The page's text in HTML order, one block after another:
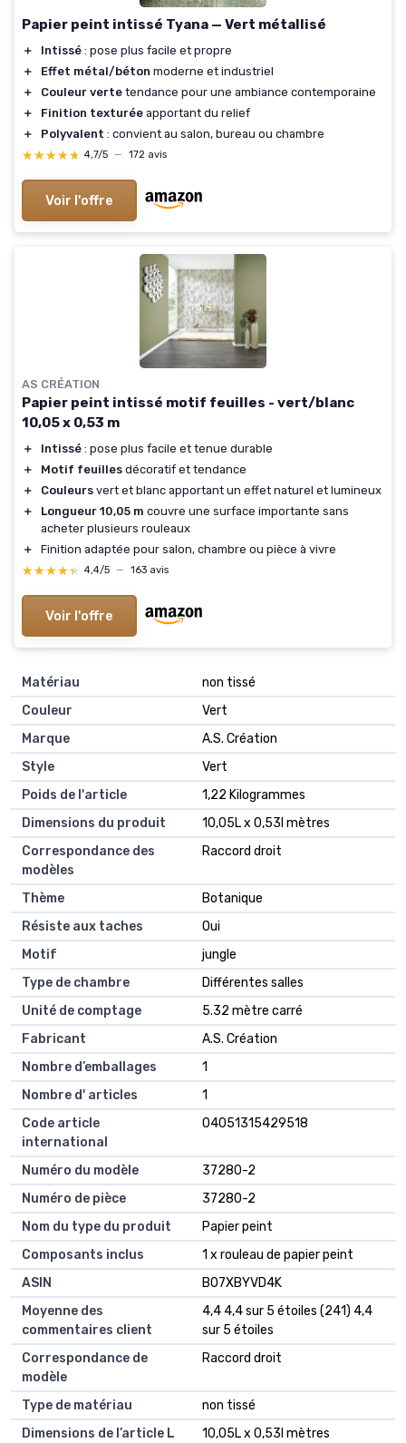
Papier peint intissé Tyana — Vert métallisé
＋ Intissé : pose plus facile et propre
＋
Effet métal/béton moderne et industriel
＋
Couleur verte tendance pour une ambiance contemporaine
＋
Finition texturée apportant du relief
＋
Polyvalent : convient au salon, bureau ou chambre
★★★★★
★★★★★ 4,7/5 — 172 avis
Voir l'offre
AS CRÉATION
Papier peint intissé motif feuilles - vert/blanc
10,05 x 0,53 m
＋ Intissé : pose plus facile et tenue durable
＋
Motif feuilles décoratif et tendance
＋
Couleurs vert et blanc apportant un effet naturel et lumineux
＋
Longueur 10,05 m couvre une surface importante sans
acheter plusieurs rouleaux
＋
Finition adaptée pour salon, chambre ou pièce à vivre
★★★★★
★★★★★ 4,4/5 — 163 avis
Voir l'offre
Matériau
non tissé
Couleur
Vert
Marque
A.S. Création
Style
Vert
Poids de l'article
1,22 Kilogrammes
Dimensions du produit
10,05L x 0,53l mètres
Correspondance des
modèles
Raccord droit
Thème
Botanique
Résiste aux taches
Oui
Motif
jungle
Type de chambre
Différentes salles
Unité de comptage
5.32 mètre carré
Fabricant
A.S. Création
Nombre d’emballages
1
Nombre d' articles
1
Code article
international
04051315429518
Numéro du modèle
37280-2
Numéro de pièce
37280-2
Nom du type du produit
Papier peint
Composants inclus
1 x rouleau de papier peint
ASIN
B07XBYVD4K
Moyenne des
commentaires client
4,4 4,4 sur 5 étoiles (241) 4,4
sur 5 étoiles
Correspondance de
modèle
Raccord droit
Type de matériau
non tissé
Dimensions de l’article L
10,05L x 0,53l mètres